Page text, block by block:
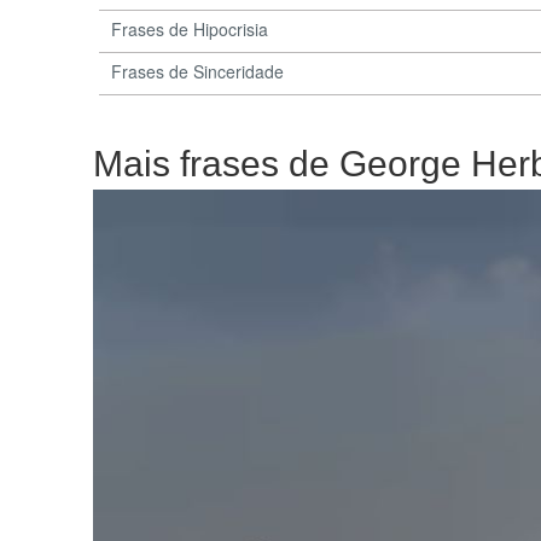
Frases de Hipocrisia
Frases de Sinceridade
Mais frases de George